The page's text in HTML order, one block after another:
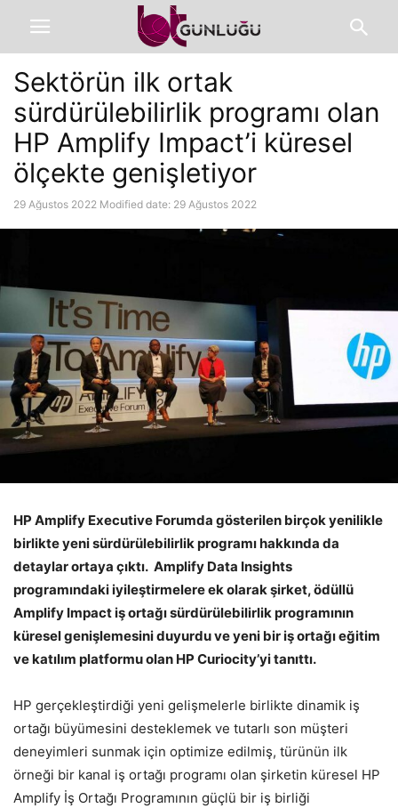
Sektörün ilk ortak
sürdürülebilirlik programı olan
HP Amplify Impact’i küresel
ölçekte genişletiyor
29 Ağustos 2022 Modified date: 29 Ağustos 2022
HP Amplify Executive Forumda gösterilen birçok yenilikle
birlikte yeni sürdürülebilirlik programı hakkında da
detaylar ortaya çıktı. Amplify Data Insights
programındaki iyileştirmelere ek olarak şirket, ödüllü
Amplify Impact iş ortağı sürdürülebilirlik programının
küresel genişlemesini duyurdu ve yeni bir iş ortağı eğitim
ve katılım platformu olan HP Curiocity’yi tanıttı.
HP gerçekleştirdiği yeni gelişmelerle birlikte dinamik iş
ortağı büyümesini desteklemek ve tutarlı son müşteri
deneyimleri sunmak için optimize edilmiş, türünün ilk
örneği bir kanal iş ortağı programı olan şirketin küresel HP
Amplify İş Ortağı Programının güçlü bir iş birliği